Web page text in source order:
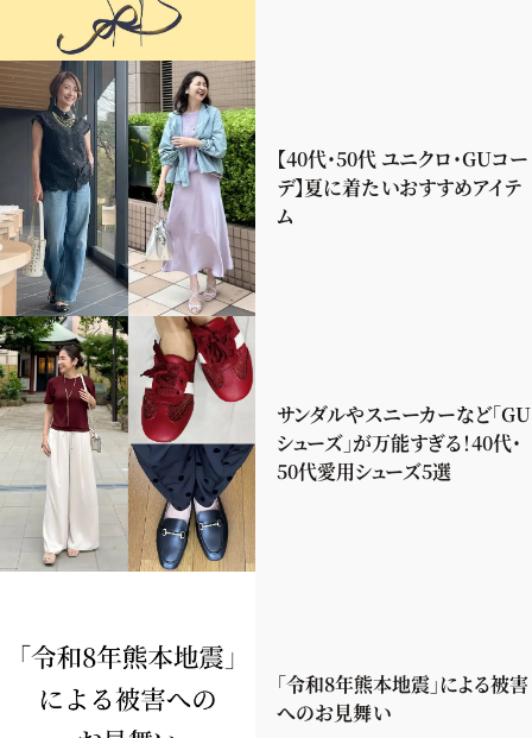
【40代・50代 ユニクロ・GUコー
デ】夏に着たいおすすめアイテ
ム
サンダルやスニーカーなど「GU
シューズ」が万能すぎる！40代・
50代愛用シューズ5選
「令和8年熊本地震」による被害
へのお見舞い